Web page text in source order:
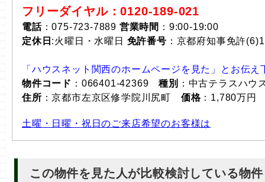
フリーダイヤル：0120-189-021
電話：075-723-7889 営業時間 ：9:00-19:00
定休日 :火曜日・水曜日 免許番号 ：京都府知事免許
「ハウスネット関西のホームページを見た」とお伝え
物件コード ：066401-42369 種別
：中古テラスハウ
住所 ：京都市左京区修学院川尻町 価格：1,780万円
土曜・日曜・祝日のご来店希望のお客様は
この物件を見た人が比較検討している物件